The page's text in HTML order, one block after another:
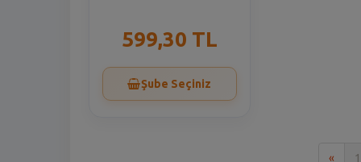
599,30 TL
Şube Seçiniz
« 1